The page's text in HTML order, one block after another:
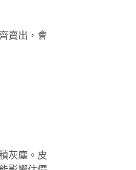
賣出，會
灰塵。皮